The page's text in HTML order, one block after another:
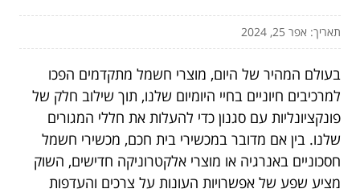
תאריך: אפר 25, 2024
בעולם המהיר של היום, מוצרי חשמל מתקדמים הפכו
למרכיבים חיוניים בחיי היומיום שלנו, תוך שילוב חלק של
פונקציונליות עם סגנון כדי להעלות את חללי המגורים
שלנו. בין אם מדובר במכשירי בית חכם, מכשירי חשמל
חסכוניים באנרגיה או מוצרי אלקטרוניקה חדישים, השוק
מציע שפע של אפשרויות העונות על צרכים והעדפות